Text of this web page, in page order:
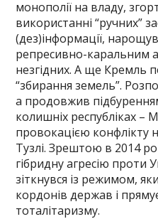
монополії на владу,
використанні “ручних”
(дез)інформації,
репресивно-каральним
незгідних. А ще Кремль
“збирання земель”.
а продовжив
колишніх республіках –
провокацією конфлікту
Тузлі. Зрештою в 2014
гібридну агресію проти
зіткнувся із режимом,
кордонів держав і
тоталітаризму.